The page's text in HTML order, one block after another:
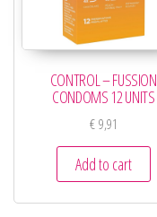
CONTROL – FUSSION
CONDOMS 12 UNITS
€9,91
Add to cart